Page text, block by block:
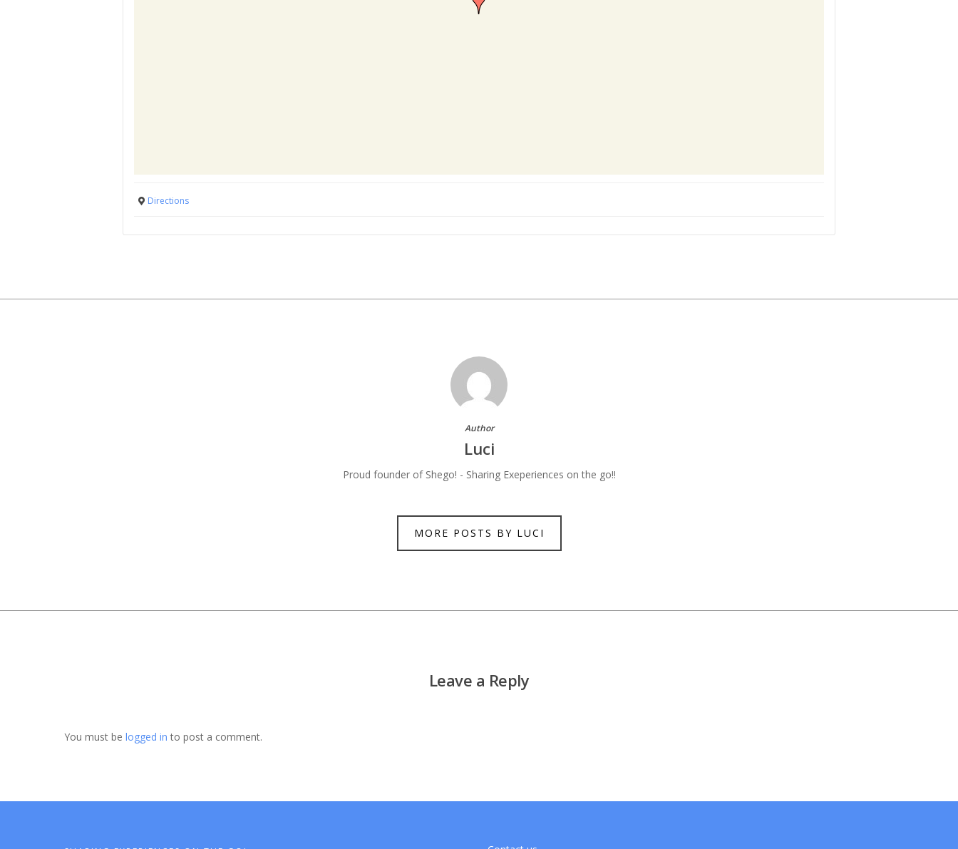
Directions
Author
Luci
Proud founder of Shego! - Sharing Exeperiences on the go!!
MORE POSTS BY LUCI
Leave a Reply
You must be logged in to post a comment.